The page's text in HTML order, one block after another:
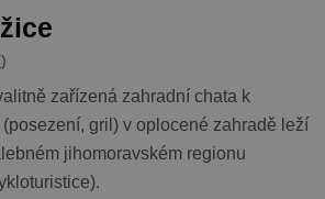
)
zařízená zahradní chata k
gril) v oplocené zahradě leží
jihomoravském regionu